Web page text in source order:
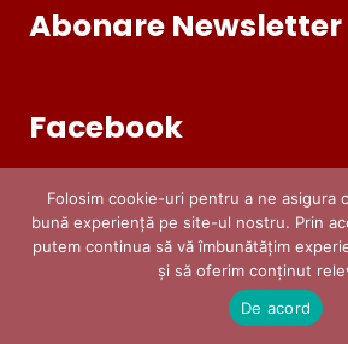
Abonare Newsletter
Facebook
Folosim cookie-uri pentru a ne asigura
bună experiență pe site-ul nostru. Prin
putem continua să vă îmbunătățim
și să oferim conținut
De acord